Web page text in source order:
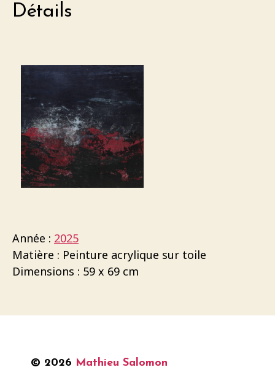
Détails
Année : 2025
Matière : Peinture acrylique sur toile
Dimensions : 59 x 69 cm
© 2026 Mathieu Salomon